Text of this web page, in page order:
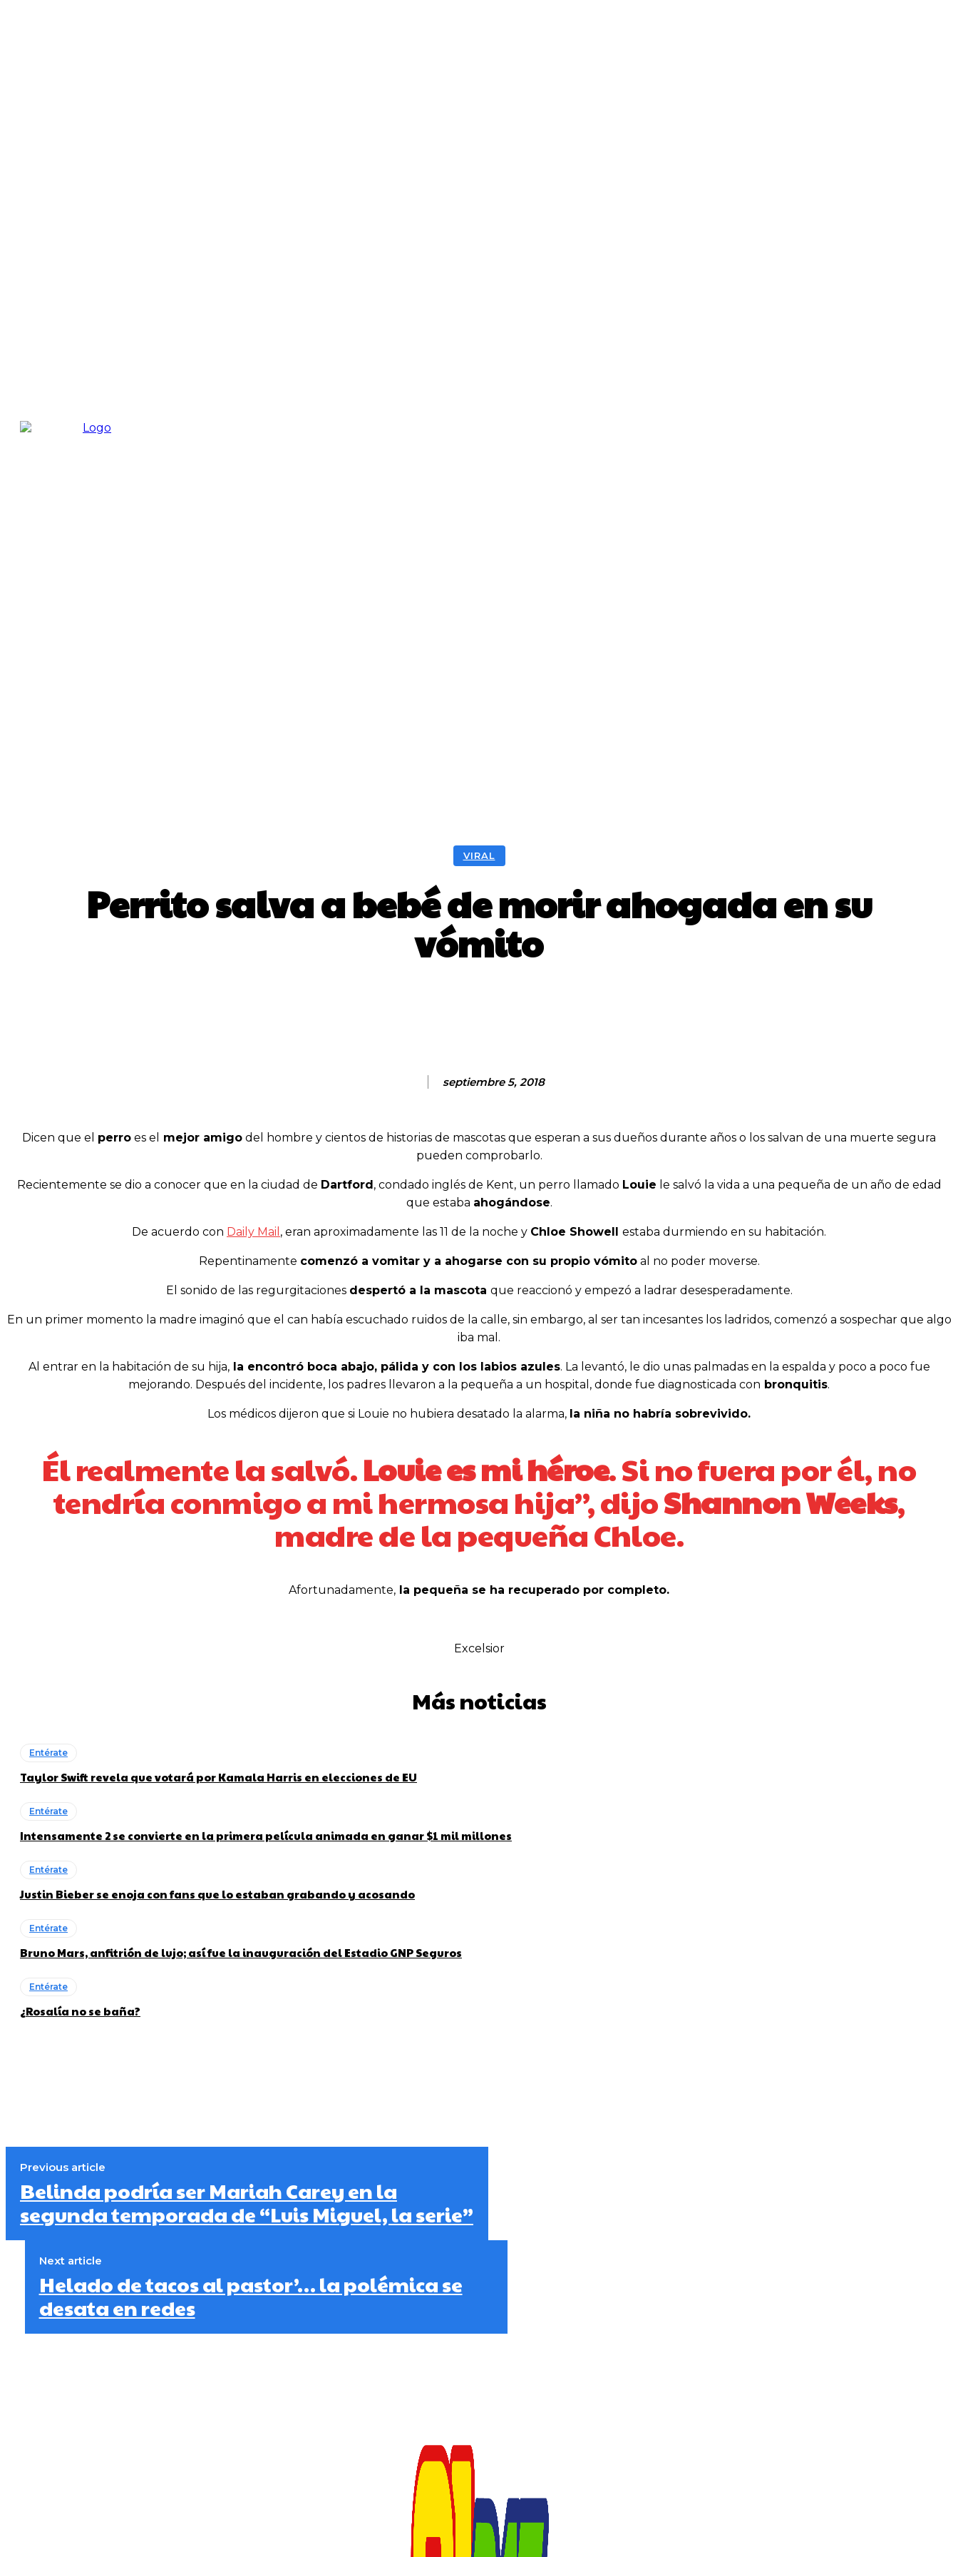
VIRAL
Perrito salva a bebé de morir ahogada en su
vómito
septiembre 5, 2018
Dicen que el perro es el mejor amigo del hombre y cientos de historias de mascotas que esperan a sus dueños durante años o los salvan de una muerte segura
pueden comprobarlo.
Recientemente se dio a conocer que en la ciudad de Dartford, condado inglés de Kent, un perro llamado Louie le salvó la vida a una pequeña de un año de edad
que estaba ahogándose.
De acuerdo con Daily Mail , eran aproximadamente las 11 de la noche y Chloe Showell estaba durmiendo en su habitación.
Repentinamente comenzó a vomitar y a ahogarse con su propio vómitoal no poder moverse.
El sonido de las regurgitaciones despertó a la mascota que reaccionó y empezó a ladrar desesperadamente.
En un primer momento la madre imaginó que el can había escuchado ruidos de la calle, sin embargo, al ser tan incesantes los ladridos, comenzó a sospechar que algo
iba mal.
Al entrar en la habitación de su hija,la encontró boca abajo, pálida y con los labios azules. La levantó, le dio unas palmadas en la espalda y poco a poco fue
mejorando. Después del incidente, los padres llevaron a la pequeña a un hospital, donde fue diagnosticada con bronquitis.
Los médicos dijeron que si Louie no hubiera desatado la alarma, la niña no habría sobrevivido.
Él realmente la salvó.Louie es mi héroe. Si no fuera por él, no
tendría conmigo a mi hermosa hija”, dijoShannon Weeks,
madre de la pequeña Chloe.
Afortunadamente, la pequeña se ha recuperado por completo.
Excelsior
Más noticias
Entérate
Taylor Swift revela que votará por Kamala Harris en elecciones de EU
Entérate
Intensamente 2 se convierte en la primera película animada en ganar $1 mil millones
Entérate
Justin Bieber se enoja con fans que lo estaban grabando y acosando
Entérate
Bruno Mars, anfitrión de lujo; así fue la inauguración del Estadio GNP Seguros
Entérate
¿Rosalía no se baña?
Previous article
Belinda podría ser Mariah Carey en la
segunda temporada de “Luis Miguel, la serie”
Next article
Helado de tacos al pastor’… la polémica se
desata en redes